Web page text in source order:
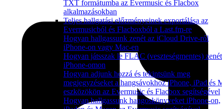
TXT formátumba az Evermusic és Flacbox
alkalmazásokban
Teljes hallgatási előzményeinek exportálása az
Evermusicból és Flacboxból a Last.fm-re
Hogyan hallgassunk zenét az iCloud Drive-ról
iPhone-on vagy Mac-en
Hogyan játsszak le FLAC (veszteségmentes)
iPhone-omon
Hogyan adjunk hozzá és tekintsünk meg
megjegyzéseket a hangsávokhoz iPhone, iPad és
eszközökön az Evermusic és Flacbox segítségével
Hogyan hallgassunk hangoskönyveket iPhone-on,